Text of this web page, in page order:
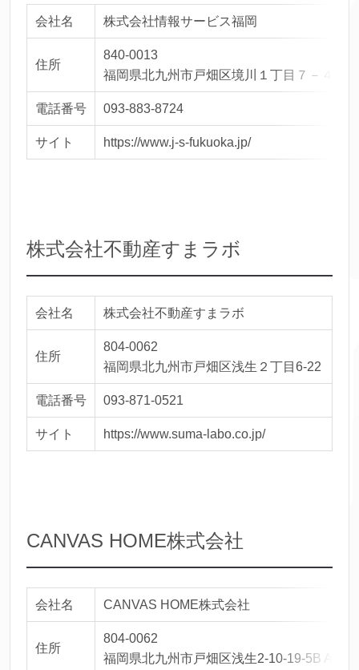
会社名 株式会社情報サービス福岡
住所
840-0013
福岡県北九州市戸畑区境川１丁目７－４
電話番号 093-883-8724
サイト https://www.j-s-fukuoka.jp/
株式会社不動産すまラボ
会社名 株式会社不動産すまラボ
住所
804-0062
福岡県北九州市戸畑区浅生２丁目6-22
電話番号 093-871-0521
サイト https://www.suma-labo.co.jp/
CANVAS HOME株式会社
会社名 CANVAS HOME株式会社
住所
804-0062
福岡県北九州市戸畑区浅生2-10-19-5B ASO